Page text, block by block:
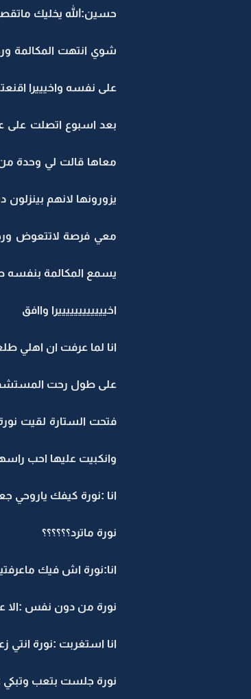
حسين:الله يخليك
شوي انتهت المكالمة
على نفسه واخيييرا
بعد اسبوع اتصلت على
معاها قالت لي وحدة من
معي فرصة لاتتعوض
يسمع المكالمة بنفسه
اخييييييييييييرا واافق
انا لما عرفت ان اهلي
على طول رحت
فتحت الستارة لقيت
وانكبيت عليها احب
انا :نورة كيفك ياروحي
نورة ماترد؟؟؟؟؟؟
انا:نورة اش فيك
نورة من دون نفس :الا
انا استغربت :نورة انتي
نورة جلست بتعب وتبكي